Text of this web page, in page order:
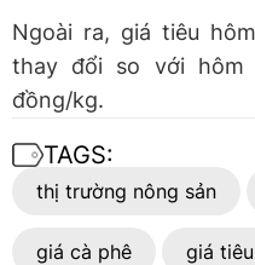
Ngoài ra, giá tiêu
thay đổi so với hôm
đồng/kg.
TAGS:
thị trường nông sản
giá cà phê giá tiêu